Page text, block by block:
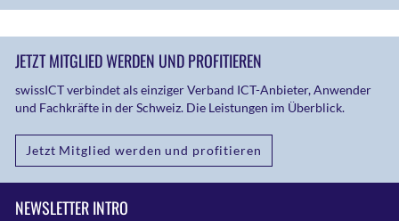
JETZT MITGLIED WERDEN UND PROFITIEREN
swissICT verbindet als einziger Verband ICT-Anbieter, Anwender
und Fachkräfte in der Schweiz. Die Leistungen im Überblick.
Jetzt Mitglied werden und profitieren
NEWSLETTER INTRO